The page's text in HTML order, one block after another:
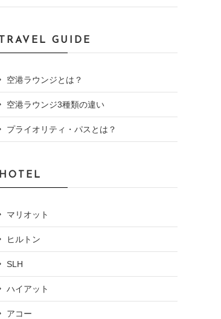
TRAVEL GUIDE
空港ラウンジとは？
空港ラウンジ3種類の違い
プライオリティ・パスとは？
HOTEL
マリオット
ヒルトン
SLH
ハイアット
アコー